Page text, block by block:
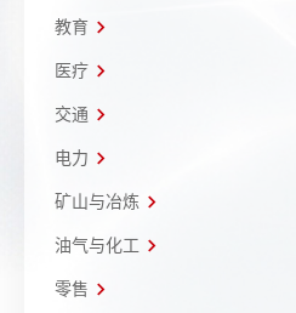
教育
医疗
交通
电力
矿山与冶炼
油气与化工
零售